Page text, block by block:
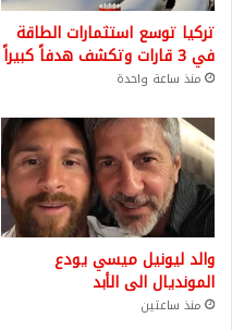
تركيا توسع استثمارات الطاقة
في 3 قارات وتكشف هدفاً كبيراً
منذ ساعة واحدة
والد ليونيل ميسي يودع
المونديال الى الأبد
منذ ساعتين